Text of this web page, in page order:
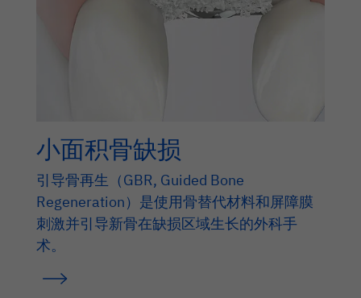
小面积骨缺损
引导骨再生（GBR, Guided Bone
Regeneration）是使用骨替代材料和屏障膜
刺激并引导新骨在缺损区域生长的外科手
术。